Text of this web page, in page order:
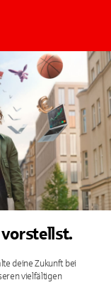
vorstellst.
deine Zukunft bei
vielfältigen